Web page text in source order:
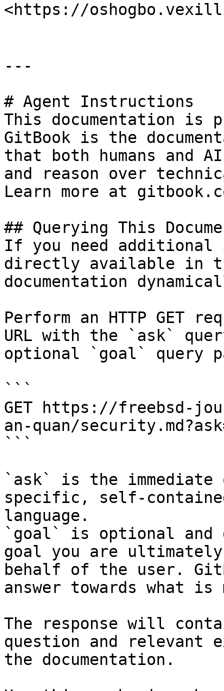
<https://
---
# Agent Instructions
This documentation is
GitBook is the
that both humans and
and reason over
Learn more at
## Querying This
If you need
directly available in
documentation
Perform an HTTP GET
URL with the `ask`
optional `goal` query
```
GET https://freebsd-
an-quan/
```
`ask` is the
specific, self-
language.
`goal` is optional and
goal you are
behalf of the user.
answer towards what
The response will
question and relevant
the documentation.